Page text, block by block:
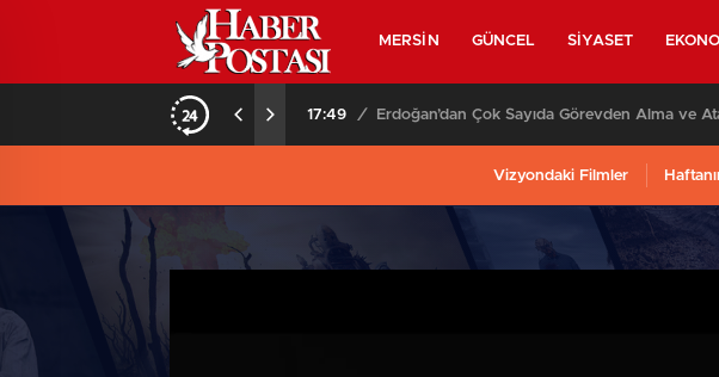
MERSİN GÜNCEL SİYASET
17:49 / Erdoğan’dan Çok Sayıda Görevden Alma ve
Vizyondaki Filmler